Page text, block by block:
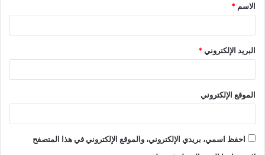
الاسم *
البريد الإلكتروني*
الموقع الإلكتروني
احفظ اسمي، بريدي الإلكتروني، والموقع الإلكتروني في هذا المتصفح